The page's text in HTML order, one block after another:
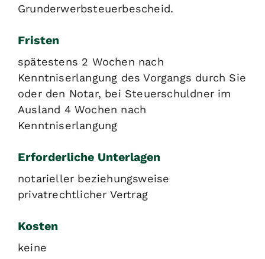
Grunderwerbsteuerbescheid.
Fristen
spätestens 2 Wochen nach
Kenntniserlangung des Vorgangs durch Sie
oder den Notar, bei Steuerschuldner im
Ausland 4 Wochen nach
Kenntniserlangung
Erforderliche Unterlagen
notarieller beziehungsweise
privatrechtlicher Vertrag
Kosten
keine